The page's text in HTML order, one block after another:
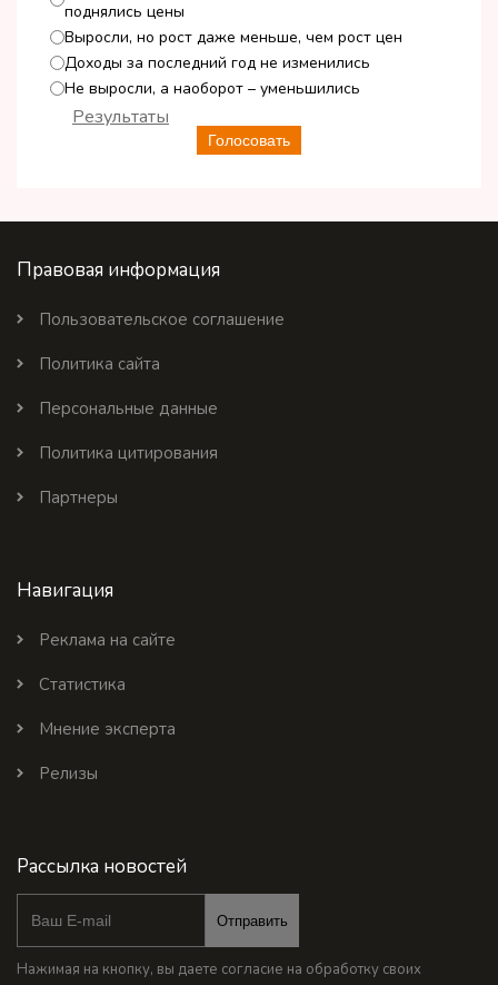
поднялись цены
Выросли, но рост даже меньше, чем рост цен
Доходы за последний год не изменились
Не выросли, а наоборот – уменьшились
Голосовать
Результаты
Правовая информация
Пользовательское соглашение
Политика сайта
Персональные данные
Политика цитирования
Партнеры
Навигация
Реклама на сайте
Статистика
Мнение эксперта
Релизы
Рассылка новостей
Отправить
Нажимая на кнопку, вы даете согласие на обработку своих